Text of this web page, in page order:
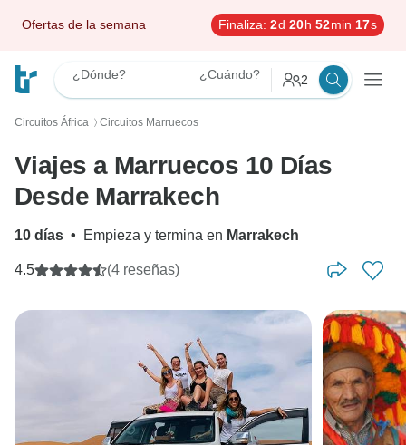
Ofertas de la semana Finaliza: 2d 20h 52min 16s
¿Dónde? ¿Cuándo? 2
Circuitos África 〉 Circuitos Marruecos
Viajes a Marruecos 10 Días
Desde Marrakech
10 días • Empieza y termina en Marrakech
4.5 (4 reseñas)